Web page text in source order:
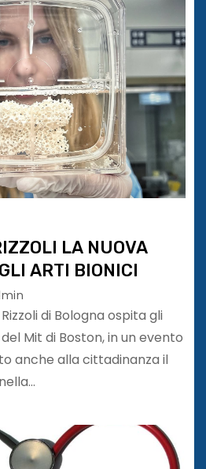
LA NUOVA
ARTI BIONICI
di Bologna ospita gli
Mit di Boston, in un evento
anche alla cittadinanza il